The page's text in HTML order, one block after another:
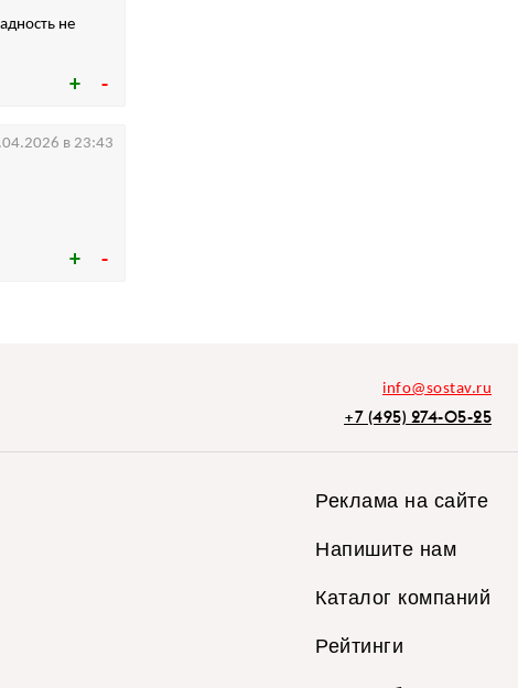
не
в 23:43
info@sostav.ru
+7 (495) 274-05-25
Реклама на сайте
Напишите нам
Каталог компаний
Рейтинги